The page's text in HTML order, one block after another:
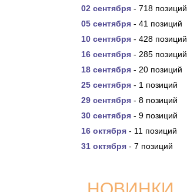
02 сентября - 718 позиций
05 сентября - 41 позиций
10 сентября - 428 позиций
16 сентября - 285 позиций
18 сентября - 20 позиций
25 сентября - 1 позиций
29 сентября - 8 позиций
30 сентября - 9 позиций
16 октября - 11 позиций
31 октября - 7 позиций